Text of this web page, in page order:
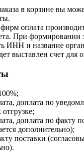
в корзине вы
оплата
При формировании
ИНН и название
выставлен счет для
доплата по
доплата по факту
дополнительно);
поставки